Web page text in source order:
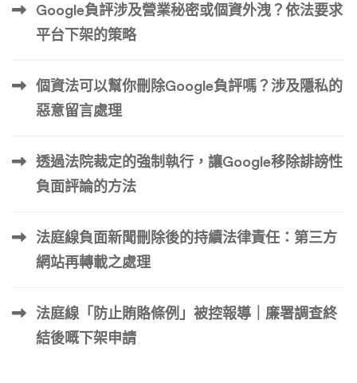
布，就觸犯了 「冒用身分」 政策，這個檢舉成功率極高。
迷思二：只有原創者才能檢舉，我只是轉發看到沒用 事
結果或他人轉推），都有權利按下檢舉。平台重視的
是 「該內容當下呈現於你面前的狀態」。 迷思三：多找幾
個朋友一起灌爆檢舉就能讓它消失 事實：X 的演算法會偵測
召一群人用同樣的罐頭理由檢舉同一篇文，系統可能將其歸
類為「社群衝突」而非「違規內容」，反而降低處理優先
力道。 第二章：X 檢舉功能的實戰解剖學（附操作路徑表）
X 的檢舉路徑因裝置（網頁版、iOS、Android App）略有不
同， […] …
Google負評涉及營業秘密或個資外洩？依法要求
平台下架的策略
個資法可以幫你刪除Google負評嗎？涉及隱私的
惡意留言處理
透過法院裁定的強制執行，讓Google移除誹謗性
負面評論的方法
法庭線負面新聞刪除後的持續法律責任：第三方
網站再轉載之處理
法庭線「防止賄賂條例」被控報導｜廉署調查終
結後嘅下架申請